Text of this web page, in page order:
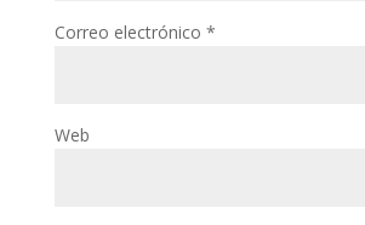
Correo electrónico *
Web